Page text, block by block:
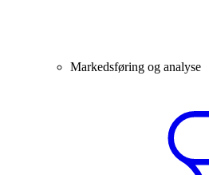
Markedsføring og analyse